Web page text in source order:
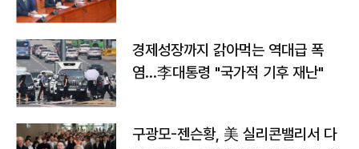
경제성장까지 갉아먹는 역대급 폭
염…李대통령 "국가적 기후 재난"
구광모-젠슨황, 美 실리콘밸리서 다